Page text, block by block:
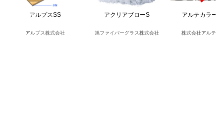
アルプスSS
アルプス株式会社
アクリアブローS
旭ファイバーグラス株式会社
アルテカラー
株式会社アルテジ